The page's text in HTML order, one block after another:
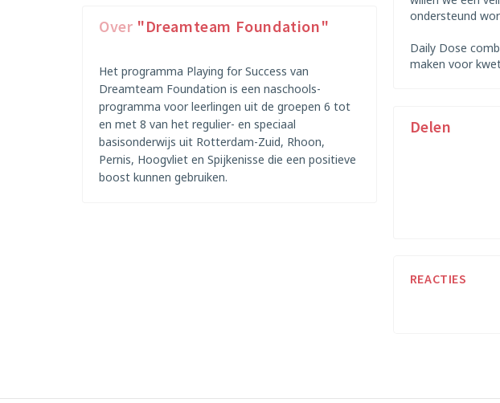
Over "Dreamteam Foundation"
Het programma Playing for Success van
Dreamteam Foundation is een naschools-
programma voor leerlingen uit de groepen 6 tot
en met 8 van het regulier- en speciaal
basisonderwijs uit Rotterdam-Zuid, Rhoon,
Pernis, Hoogvliet en Spijkenisse die een positieve
boost kunnen gebruiken.
ondersteund
Daily Dose
maken voor
Delen
REACTIES